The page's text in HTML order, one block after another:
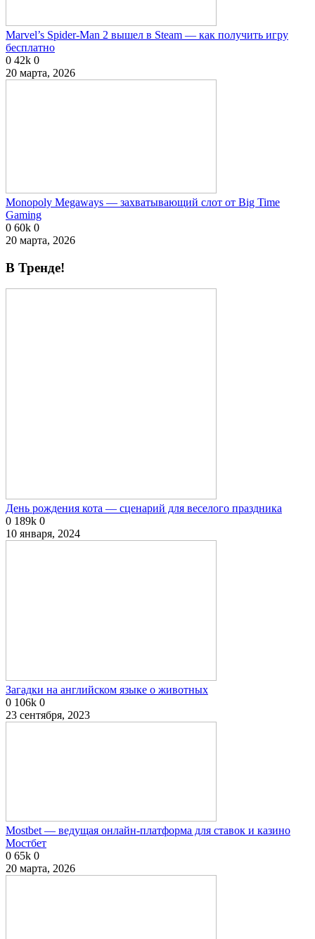
Marvel’s Spider-Man 2 вышел в Steam — как получить игру
бесплатно
0 42k 0
20 марта, 2026
Monopoly Megaways — захватывающий слот от Big Time
Gaming
0 60k 0
20 марта, 2026
В Тренде!
День рождения кота — сценарий для веселого праздника
0 189k 0
10 января, 2024
Загадки на английском языке о животных
0 106k 0
23 сентября, 2023
Mostbet — ведущая онлайн-платформа для ставок и казино
Мостбет
0 65k 0
20 марта, 2026